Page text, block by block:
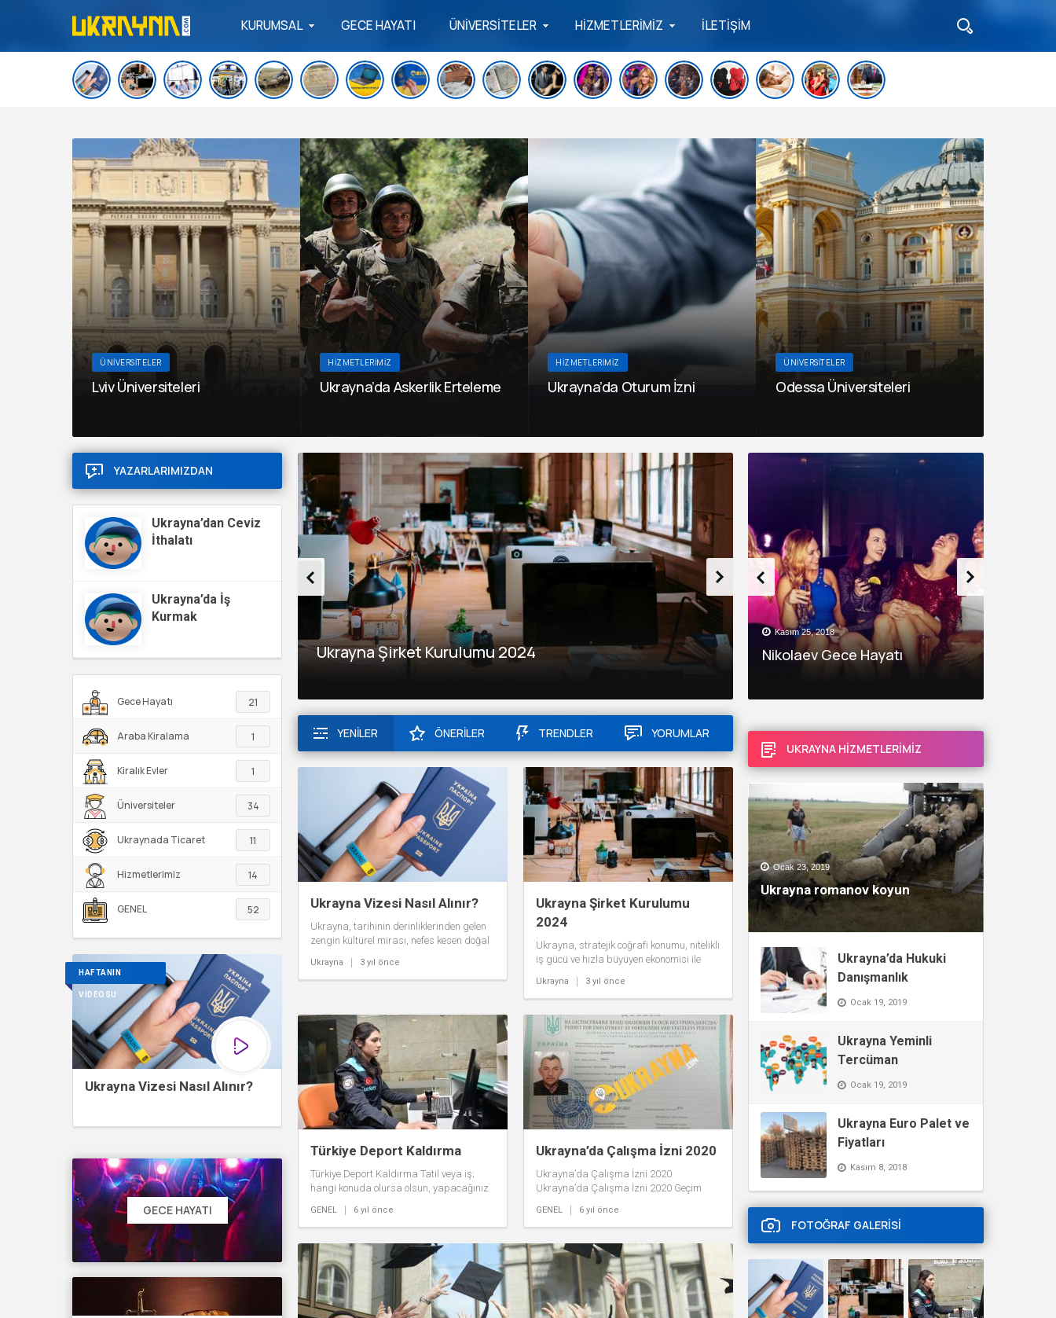
KURUMSAL GECE HAYATI ÜNİVERSİTELER HİZMETLERİMİZ İLETİŞİM
ÜNIVERSITELER
Lviv Üniversiteleri
HIZMETLERIMIZ
Ukrayna’da Askerlik Erteleme
HIZMETLERIMIZ
Ukrayna’da Oturum İzni
ÜNIVERSITELER
Odessa Üniversiteleri
YAZARLARIMIZDAN
Ukrayna’dan Ceviz
İthalatı
Ukrayna’da İş
Kurmak
Gece Hayatı 21
Araba Kiralama 1
Kiralık Evler 1
Üniversiteler 34
Ukraynada Ticaret 11
Hizmetlerimiz 14
GENEL 52
HAFTANIN
VİDEOSU
Ukrayna Vizesi Nasıl Alınır?
GECE HAYATI
Ukrayna Şirket Kurulumu 2024 Türkiye Deport Kaldırma
YENİLER ÖNERİLER TRENDLER YORUMLAR
Ukrayna Vizesi Nasıl Alınır?
Ukrayna, tarihinin derinliklerinden gelen
zengin kültürel mirası, nefes kesen doğal
yıl binlerce turistin ve...
Ukrayna 3 yıl önce
Ukrayna Şirket Kurulumu
2024
Ukrayna, stratejik coğrafi konumu, nitelikli
iş gücü ve hızla büyüyen ekonomisi ile
son derece...
Ukrayna 3 yıl önce
Türkiye Deport Kaldırma
Türkiye Deport Kaldırma Tatil veya iş;
hangi konuda olursa olsun, yapacağınız
uyulması gereken belli...
GENEL 6 yıl önce
Ukrayna’da Çalışma İzni 2020
Ukrayna’da Çalışma İzni 2020
Ukrayna’da Çalışma İzni 2020 Geçim
şartlarda, mesleğinize yönelik istihdam
alanları...
GENEL 6 yıl önce
Kasım 6, 2018
Kharkiv Gece Hayatı Ve
Lviv Gece Hayatı Ve Kulüpleri
Kasım 25, 2018
Nikolaev Gece Hayatı
UKRAYNA HİZMETLERİMİZ
Ocak 23, 2019
Ukrayna romanov koyun
Ukrayna’da Hukuki
Danışmanlık
Ocak 19, 2019
Ukrayna Yeminli
Tercüman
Ocak 19, 2019
Ukrayna Euro Palet ve
Fiyatları
Kasım 8, 2018
FOTOĞRAF GALERİSİ